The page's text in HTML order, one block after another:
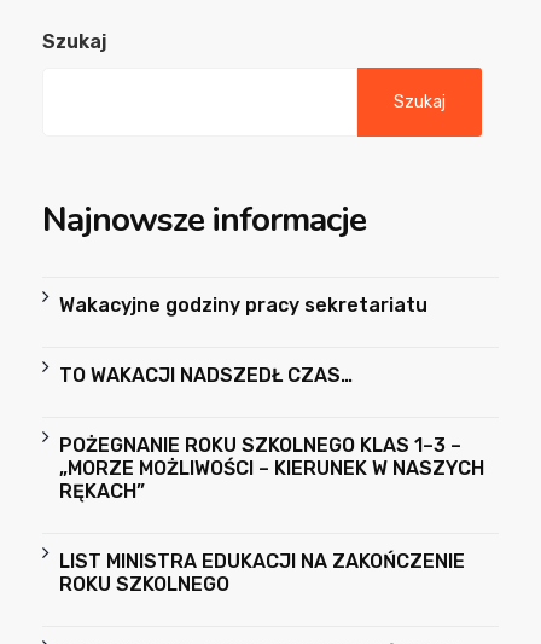
Szukaj
Szukaj
Najnowsze informacje
Wakacyjne godziny pracy sekretariatu
TO WAKACJI NADSZEDŁ CZAS…
POŻEGNANIE ROKU SZKOLNEGO KLAS 1–3 –
„MORZE MOŻLIWOŚCI – KIERUNEK W NASZYCH
RĘKACH”
LIST MINISTRA EDUKACJI NA ZAKOŃCZENIE
ROKU SZKOLNEGO